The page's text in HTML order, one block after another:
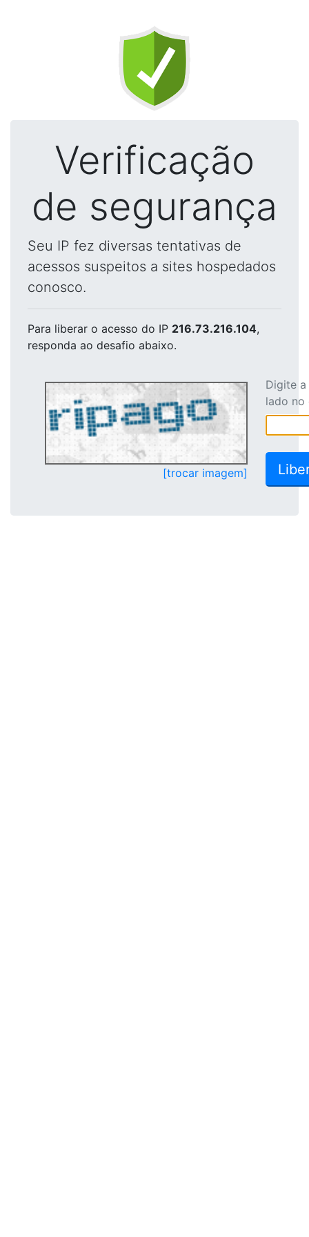
Verificação
de segurança
Seu IP fez diversas tentativas de
acessos suspeitos a sites hospedados
conosco.
Para liberar o acesso do IP 216.73.216.104,
responda ao desafio abaixo.
[trocar imagem]
Digite
lado no